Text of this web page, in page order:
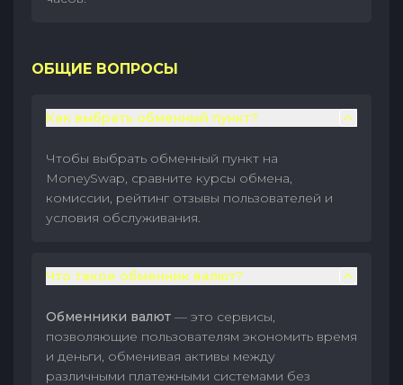
ОБЩИЕ ВОПРОСЫ
Как выбрать обменный пункт?
Чтобы выбрать обменный пункт на
MoneySwap, сравните курсы обмена,
комиссии, рейтинг отзывы пользователей и
условия обслуживания.
Что такое обменник валют?
Обменники валют — это сервисы,
позволяющие пользователям экономить время
и деньги, обменивая активы между
различными платежными системами без